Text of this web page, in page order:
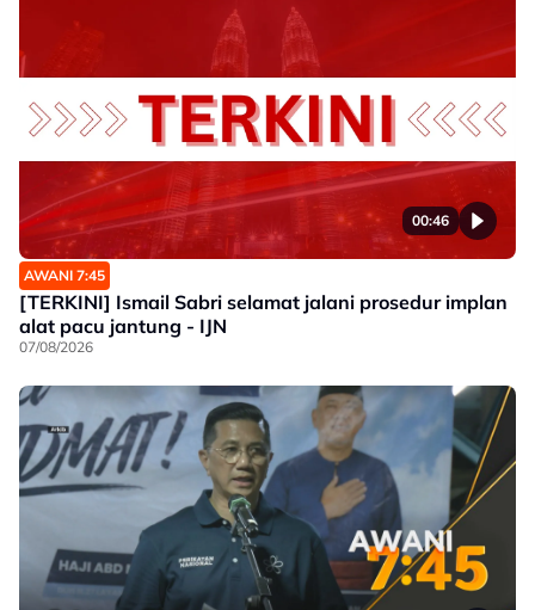
00:46
AWANI 7:45
[TERKINI] Ismail Sabri selamat jalani prosedur implan
alat pacu jantung - IJN
07/08/2026